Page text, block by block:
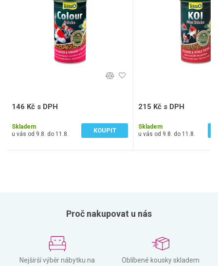
146 Kč s DPH
Skladem
u vás od 9.8. do 11.8.
KOUPIT
215 Kč s DPH
Skladem
u vás od 9.8. do 11.8.
Proč nakupovat u nás
Nejširší výběr nábytku na
Oblíbené kousky skladem